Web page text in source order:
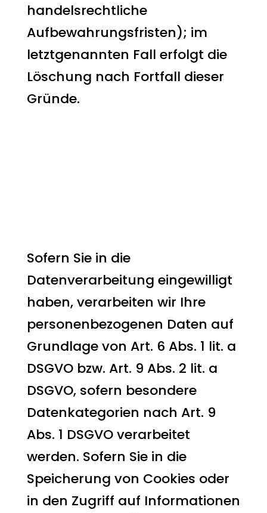
handelsrechtliche
Aufbewahrungsfristen); im
letztgenannten Fall erfolgt die
Löschung nach Fortfall dieser
Gründe.
Sofern Sie in die
Datenverarbeitung eingewilligt
haben, verarbeiten wir Ihre
personenbezogenen Daten auf
Grundlage von Art. 6 Abs. 1 lit. a
DSGVO bzw. Art. 9 Abs. 2 lit. a
DSGVO, sofern besondere
Datenkategorien nach Art. 9
Abs. 1 DSGVO verarbeitet
werden. Sofern Sie in die
Speicherung von Cookies oder
in den Zugriff auf Informationen